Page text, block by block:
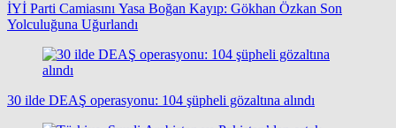
İYİ Parti Camiasını Yasa Boğan Kayıp: Gökhan Özkan Son
Yolculuğuna Uğurlandı
30 ilde DEAŞ operasyonu: 104 şüpheli gözaltına alındı